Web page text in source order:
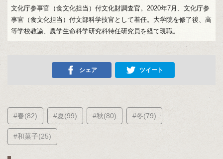
文化庁参事官（食文化担当）付文化財調査官。2020年7月、文化庁参
事官（食文化担当）付文部科学技官として着任。大学院を修了後、高
等学校教諭、農学生命科学研究科特任研究員を経て現職。
シェア ツイート
#春(82) #夏(99) #秋(80) #冬(79)
#和菓子(25)